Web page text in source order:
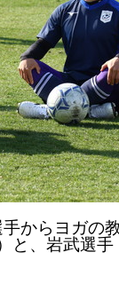
からヨガの
と、岩武選手